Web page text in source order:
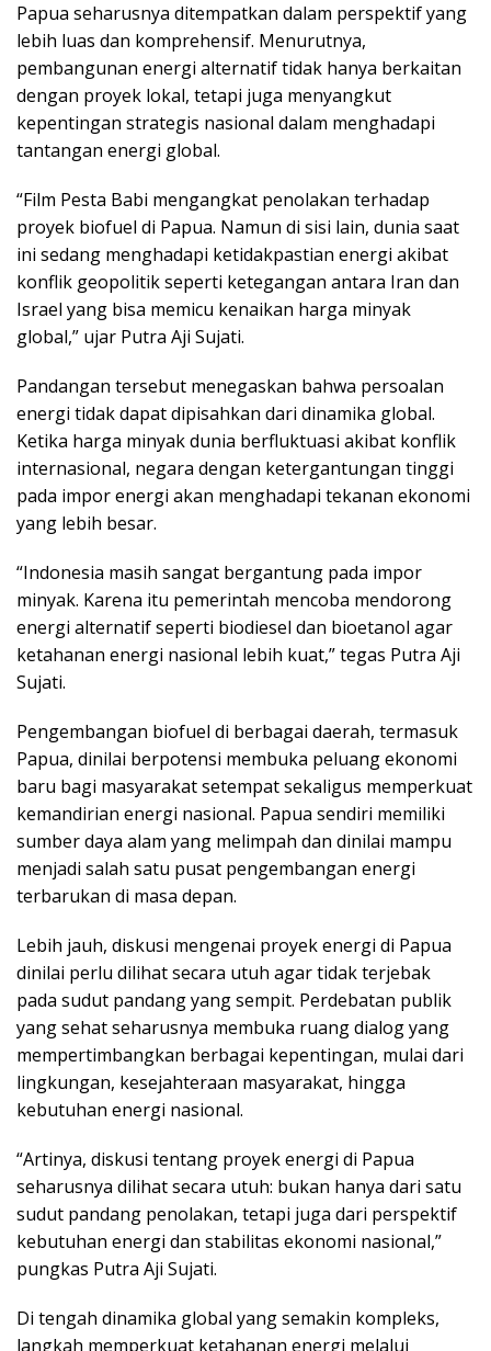
Papua seharusnya ditempatkan dalam perspektif yang
lebih luas dan komprehensif. Menurutnya,
pembangunan energi alternatif tidak hanya berkaitan
dengan proyek lokal, tetapi juga menyangkut
kepentingan strategis nasional dalam menghadapi
tantangan energi global.
“Film Pesta Babi mengangkat penolakan terhadap
proyek biofuel di Papua. Namun di sisi lain, dunia saat
ini sedang menghadapi ketidakpastian energi akibat
konflik geopolitik seperti ketegangan antara Iran dan
Israel yang bisa memicu kenaikan harga minyak
global,” ujar Putra Aji Sujati.
Pandangan tersebut menegaskan bahwa persoalan
energi tidak dapat dipisahkan dari dinamika global.
Ketika harga minyak dunia berfluktuasi akibat konflik
internasional, negara dengan ketergantungan tinggi
pada impor energi akan menghadapi tekanan ekonomi
yang lebih besar.
“Indonesia masih sangat bergantung pada impor
minyak. Karena itu pemerintah mencoba mendorong
energi alternatif seperti biodiesel dan bioetanol agar
ketahanan energi nasional lebih kuat,” tegas Putra Aji
Sujati.
Pengembangan biofuel di berbagai daerah, termasuk
Papua, dinilai berpotensi membuka peluang ekonomi
baru bagi masyarakat setempat sekaligus memperkuat
kemandirian energi nasional. Papua sendiri memiliki
sumber daya alam yang melimpah dan dinilai mampu
menjadi salah satu pusat pengembangan energi
terbarukan di masa depan.
Lebih jauh, diskusi mengenai proyek energi di Papua
dinilai perlu dilihat secara utuh agar tidak terjebak
pada sudut pandang yang sempit. Perdebatan publik
yang sehat seharusnya membuka ruang dialog yang
mempertimbangkan berbagai kepentingan, mulai dari
lingkungan, kesejahteraan masyarakat, hingga
kebutuhan energi nasional.
“Artinya, diskusi tentang proyek energi di Papua
seharusnya dilihat secara utuh: bukan hanya dari satu
sudut pandang penolakan, tetapi juga dari perspektif
kebutuhan energi dan stabilitas ekonomi nasional,”
pungkas Putra Aji Sujati.
Di tengah dinamika global yang semakin kompleks,
langkah memperkuat ketahanan energi melalui